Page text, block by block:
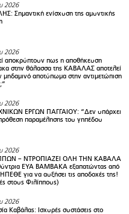
2026
Σημαντική ενίσχυση της αμυντικής
2026
αποκρύπτουν πως η αποθήκευση
στην θάλασσα της ΚΑΒΑΛΑΣ αποτελεί
μηδαμινό αποτύπωμα στην αντιμετώπιση
2026
ΕΡΓΩΝ ΠΑΓΓΑΙΟΥ: “Δεν υπάρχει
παραμέλησης του γηπέδου
2026
– ΝΤΡΟΠΙΑΖΕΙ ΟΛΗ ΤΗΝ ΚΑΒΑΛΑ
ΕΥΑ ΒΑΜΒΑΚΑ εξαπατώντας από
για να αυξήσει τις αποδοχές της!
στους Φιλίππους)
2026
Καβάλας: Ισχυρές συστάσεις στο